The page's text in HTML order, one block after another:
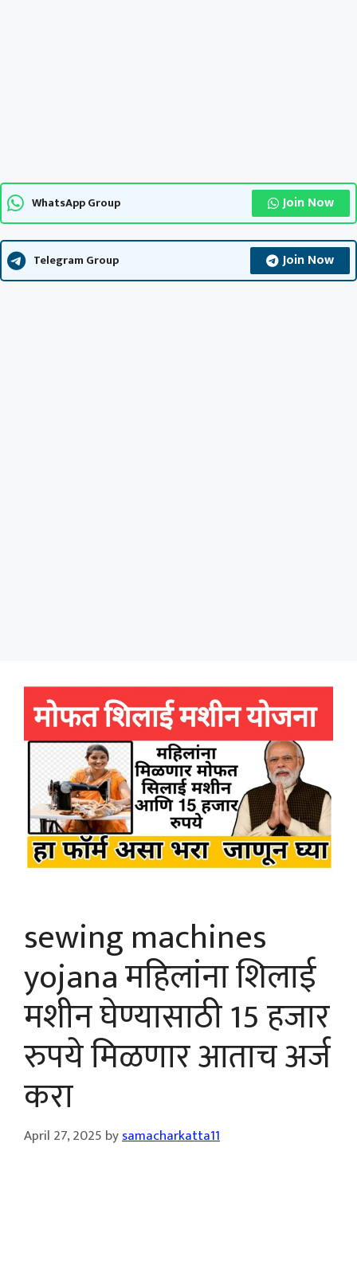
WhatsApp Group Join Now
Telegram Group Join Now
sewing machines
yojana महिलांना शिलाई
मशीन घेण्यासाठी 15 हजार
रुपये मिळणार आताच अर्ज
करा
April 27, 2025 bysamacharkatta11